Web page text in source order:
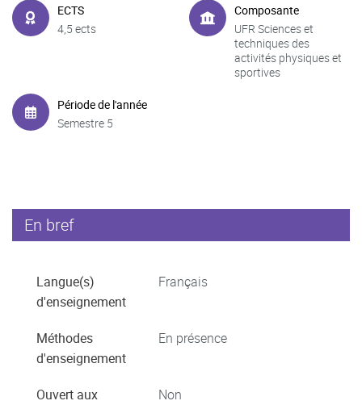
ECTS
4,5 ects
Composante
UFR Sciences et
techniques des
activités physiques et
sportives
Période de l'année
Semestre 5
En bref
Langue(s)
d'enseignement
Français
Méthodes
d'enseignement
En présence
Ouvert aux
Non